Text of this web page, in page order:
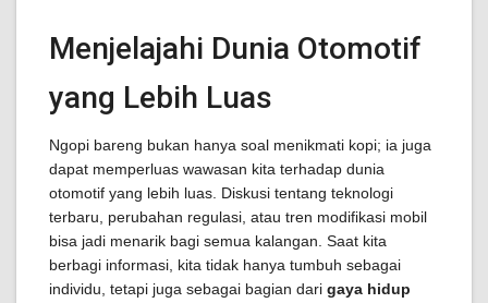
Menjelajahi Dunia Otomotif
yang Lebih Luas
Ngopi bareng bukan hanya soal menikmati kopi; ia juga
dapat memperluas wawasan kita terhadap dunia
otomotif yang lebih luas. Diskusi tentang teknologi
terbaru, perubahan regulasi, atau tren modifikasi mobil
bisa jadi menarik bagi semua kalangan. Saat kita
berbagi informasi, kita tidak hanya tumbuh sebagai
individu, tetapi juga sebagai bagian dari gaya hidup